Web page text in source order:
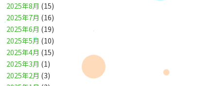
2025年8月 (15)
2025年7月 (16)
2025年6月 (19)
2025年5月 (10)
2025年4月 (15)
2025年3月 (1)
2025年2月 (3)